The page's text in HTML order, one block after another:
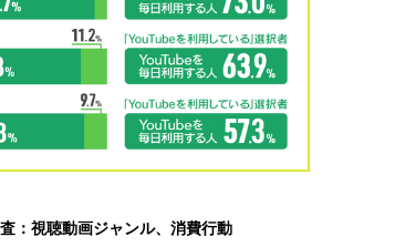
：視聴動画ジャンル、消費行動